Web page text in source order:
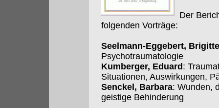
Der
folgenden Vorträge:
Seelmann-Eggebert, Brigitte
Psychotraumatologie
Kumberger, Eduard :
Situationen, Auswirkungen,
Senckel, Barbara: Wunden,
geistige Behinderung